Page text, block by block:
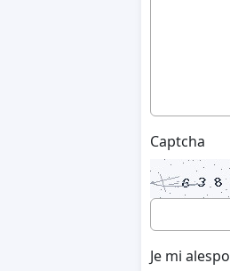
Captcha
Je mi